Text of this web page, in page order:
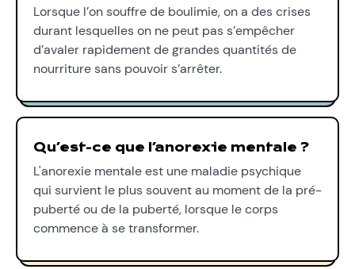
Lorsque l’on souffre de boulimie, on a des crises
durant lesquelles on ne peut pas s’empêcher
d’avaler rapidement de grandes quantités de
nourriture sans pouvoir s’arrêter.
Qu’est-ce que l’anorexie mentale ?
L'anorexie mentale est une maladie psychique
qui survient le plus souvent au moment de la pré-
puberté ou de la puberté, lorsque le corps
commence à se transformer.